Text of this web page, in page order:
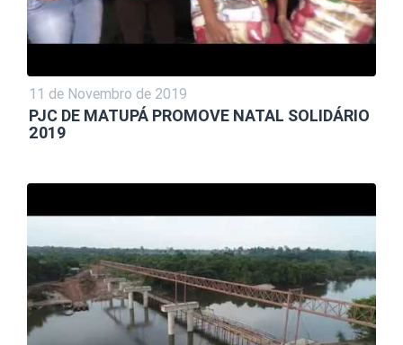
11 de Novembro de 2019
PJC DE MATUPÁ PROMOVE NATAL SOLIDÁRIO
2019